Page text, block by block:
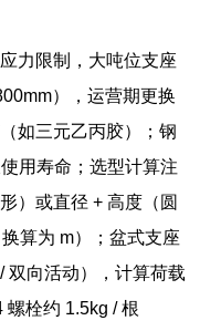
力限制，大吨位支座
），运营期更换
如三元乙丙胶）；钢
用寿命；选型计算注
）或直径 + 高度（圆
算为 m）；盆式支座
双向活动），计算荷载
螺栓约 1.5kg / 根